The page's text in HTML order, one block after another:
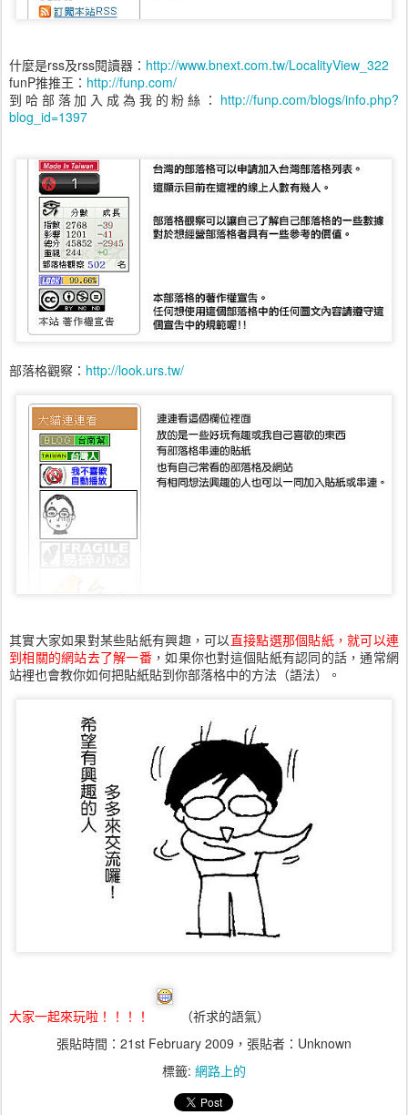
什麼是rss及rss閱讀器： http://www.bnext.com.tw/LocalityView_322
funP推推王： http://funp.com/
到哈部落加入成為我的粉絲： http://funp.com/blogs/info.php?
blog_id=1397
部落格觀察： http://look.urs.tw/
其實大家如果對某些貼紙有興趣，可以直接點選那個貼紙，就可以連
到相關的網站去了解一番 ，如果你也對這個貼紙有認同的話，通常網
站裡也會教你如何把貼紙貼到你部落格中的方法（語法）。
大家一起來玩啦！！！！
（祈求的語氣）
張貼時間： 21st February 2009 ，張貼者：Unknown
標籤: 網路上的